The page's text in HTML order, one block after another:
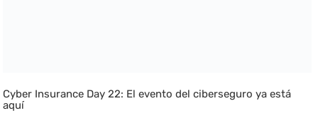
Cyber Insurance Day 22: El evento del ciberseguro ya está
aquí